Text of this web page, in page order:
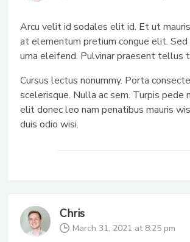
Arcu velit id sodales elit id. Et ut
at elementum pretium congue elit. Sed
urna eleifend. Pulvinar praesent tellus
Cursus lectus nonummy. Porta
scelerisque. Nulla ac sem. Turpis pede
elit donec leo nam penatibus mauris
duis odio wisi.
Chris
March 31, 2021 at 8:25 pm